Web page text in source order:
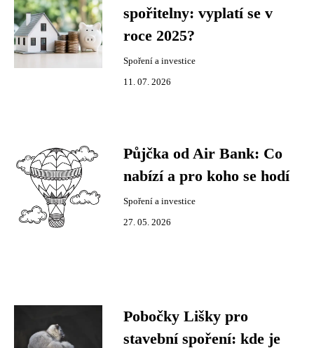
spořitelny: vyplatí se v
roce 2025?
Spoření a investice
11. 07. 2026
Půjčka od Air Bank: Co
nabízí a pro koho se hodí
Spoření a investice
27. 05. 2026
Pobočky Lišky pro
stavební spoření: kde je